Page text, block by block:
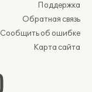
Поддержка
Обратная связь
Сообщить об ошибке
Карта сайта